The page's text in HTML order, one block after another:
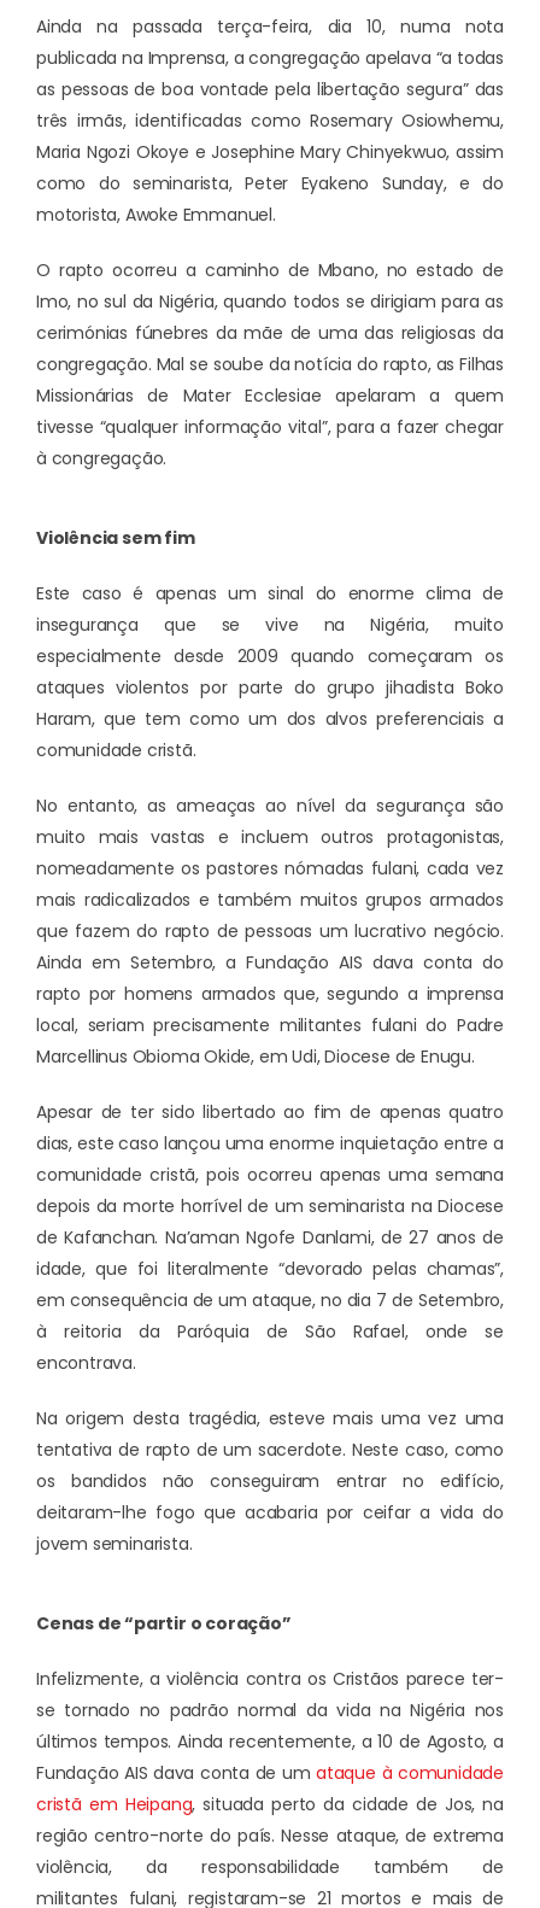
Ainda na passada terça-feira, dia 10, numa nota
publicada na Imprensa, a congregação apelava “a todas
as pessoas de boa vontade pela libertação segura” das
três irmãs, identificadas como Rosemary Osiowhemu,
Maria Ngozi Okoye e Josephine Mary Chinyekwuo, assim
como do seminarista, Peter Eyakeno Sunday, e do
motorista, Awoke Emmanuel.
O rapto ocorreu a caminho de Mbano, no estado de
Imo, no sul da Nigéria, quando todos se dirigiam para as
cerimónias fúnebres da mãe de uma das religiosas da
congregação. Mal se soube da notícia do rapto, as Filhas
Missionárias de Mater Ecclesiae apelaram a quem
tivesse “qualquer informação vital”, para a fazer chegar
à congregação.
Violência sem fim
Este caso é apenas um sinal do enorme clima de
insegurança que se vive na Nigéria, muito
especialmente desde 2009 quando começaram os
ataques violentos por parte do grupo jihadista Boko
Haram, que tem como um dos alvos preferenciais a
comunidade cristã.
No entanto, as ameaças ao nível da segurança são
muito mais vastas e incluem outros protagonistas,
nomeadamente os pastores nómadas fulani, cada vez
mais radicalizados e também muitos grupos armados
que fazem do rapto de pessoas um lucrativo negócio.
Ainda em Setembro, a Fundação AIS dava conta do
rapto por homens armados que, segundo a imprensa
local, seriam precisamente militantes fulani do Padre
Marcellinus Obioma Okide, em Udi, Diocese de Enugu.
Apesar de ter sido libertado ao fim de apenas quatro
dias, este caso lançou uma enorme inquietação entre a
comunidade cristã, pois ocorreu apenas uma semana
depois da morte horrível de um seminarista na Diocese
de Kafanchan. Na’aman Ngofe Danlami, de 27 anos de
idade, que foi literalmente “devorado pelas chamas”,
em consequência de um ataque, no dia 7 de Setembro,
à reitoria da Paróquia de São Rafael, onde se
encontrava.
Na origem desta tragédia, esteve mais uma vez uma
tentativa de rapto de um sacerdote. Neste caso, como
os bandidos não conseguiram entrar no edifício,
deitaram-lhe fogo que acabaria por ceifar a vida do
jovem seminarista.
Cenas de “partir o coração”
Infelizmente, a violência contra os Cristãos parece ter-
se tornado no padrão normal da vida na Nigéria nos
últimos tempos. Ainda recentemente, a 10 de Agosto, a
Fundação AIS dava conta de umataque à comunidade
cristã em Heipang, situada perto da cidade de Jos, na
região centro-norte do país. Nesse ataque, de extrema
violência, da responsabilidade também de
militantes fulani, registaram-se 21 mortos e mais de